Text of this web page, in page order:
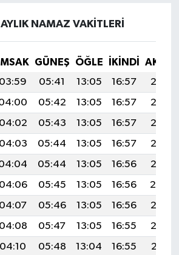
NAMAZ VAKITLERI
İMSAK GÜNEŞ ÖĞLE İKINDI
03:59 05:41 13:05 16:57
20:18
05:42 13:05 16:57
20:18
04:02 05:43 13:05 16:57
20:17
04:03 05:44 13:05 16:57
20:16
05:44 13:05 16:56
20:15
04:06 05:45 13:05 16:56
20:14
04:07 05:46 13:05 16:56
20:13
04:08 05:47 13:05 16:55
20:12
04:10 05:48 13:04 16:55
20:11